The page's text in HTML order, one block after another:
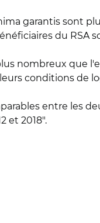
garantis sont
du RSA
nombreux que
conditions de
entre les
et 2018".